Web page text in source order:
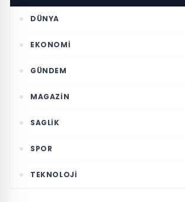
DÜNYA
EKONOMI
GÜNDEM
MAGAZIN
SAGLIK
SPOR
TEKNOLOJI